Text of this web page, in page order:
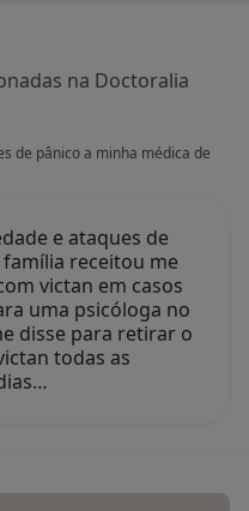
na Doctoralia
de pânico a minha médica de
e ataques de
receitou me
victan em casos
uma psicóloga no
disse para retirar o
todas as